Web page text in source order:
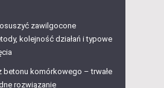
zawilgocone
kolejność działań i typowe
betonu komórkowego – trwałe
rozwiązanie